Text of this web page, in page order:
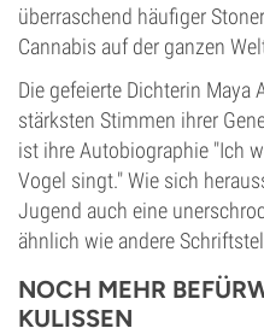
überraschend häufiger
Cannabis auf der ganzen
Die gefeierte Dichterin Maya
stärksten Stimmen ihrer
ist ihre Autobiographie "Ich
Vogel singt." Wie sich
Jugend auch eine
ähnlich wie andere
NOCH MEHR
KULISSEN